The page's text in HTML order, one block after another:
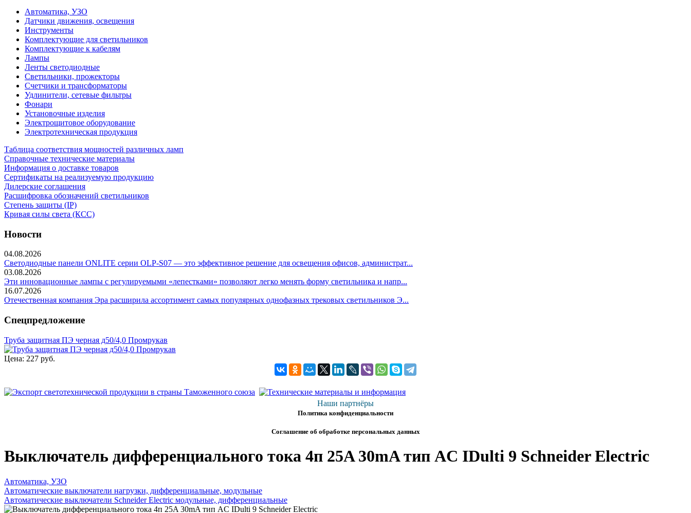
Автоматика, УЗО
Датчики движения, освещения
Инструменты
Комплектующие для светильников
Комплектующие к кабелям
Лампы
Ленты светодиодные
Светильники, прожекторы
Счетчики и трансформаторы
Удлинители, сетевые фильтры
Фонари
Установочные изделия
Электрощитовое оборудование
Электротехническая продукция
Таблица соответствия мощностей различных ламп
Справочные технические материалы
Информация о доставке товаров
Сертификаты на реализуемую продукцию
Дилерские соглашения
Расшифровка обозначений светильников
Степень защиты (IP)
Кривая силы света (КСС)
Новости
04.08.2026
Светодиодные панели ONLITE серии OLP-S07 — это эффективное решение для освещения офисов, администрат...
03.08.2026
Эти инновационные лампы с регулируемыми «лепестками» позволяют легко менять форму светильника и напр...
16.07.2026
Отечественная компания Эра расширила ассортимент самых популярных однофазных трековых светильников Э...
Спецпредложение
Труба защитная ПЭ черная д50/4,0 Промрукав
Цена: 227 руб.
Наши партнёры
Политика конфиденциальности
Соглашение об обработке персональных данных
Выключатель дифференциального тока 4п 25A 30mA тип AC IDulti 9 Schneider Electric
Автоматика, УЗО
Автоматические выключатели нагрузки, дифференциальные, модульные
Автоматические выключатели Schneider Electric модульные, дифференциальные